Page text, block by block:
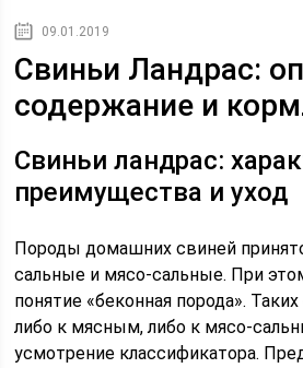
09.01.2019
Свиньи Ландрас:
содержание и
Свиньи ландрас:
преимущества и уход
Породы домашних свиней
сальные и мясо-сальные. При
понятие «беконная порода».
либо к мясным, либо к мясо-
усмотрение классификатора.